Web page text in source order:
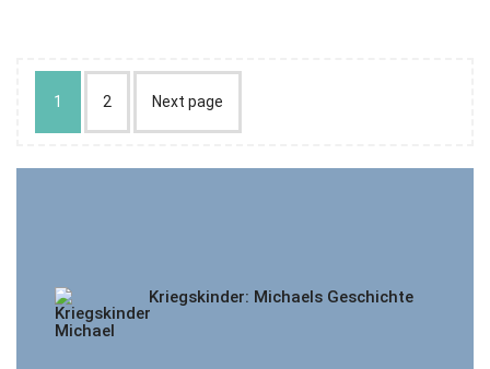
1 2 Next page
Kriegskinder: Michaels Geschichte